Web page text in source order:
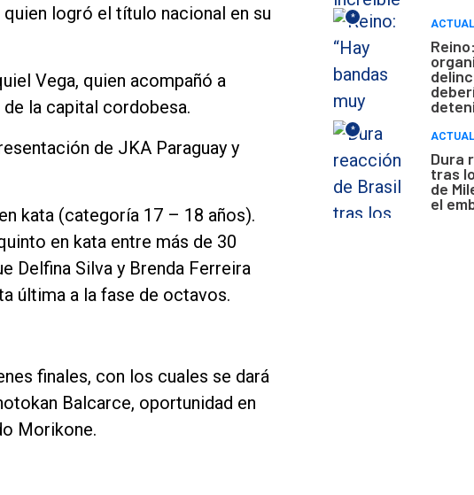
logró el título nacional en su
Vega, quien acompañó a
la capital cordobesa.
de JKA Paraguay y
kata (categoría 17 – 18 años).
en kata entre más de 30
Delfina Silva y Brenda Ferreira
última a la fase de octavos.
finales, con los cuales se dará
Balcarce, oportunidad en
Morikone.
*
*
Dura
tras
de
el